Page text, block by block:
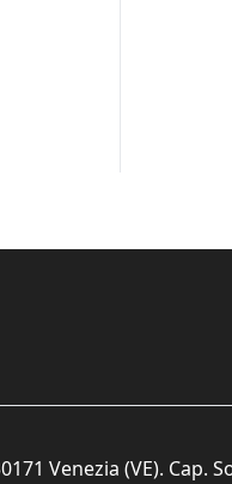
Venezia (VE). Cap.